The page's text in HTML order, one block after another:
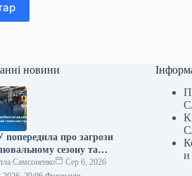
новини
про загрози
сезону та
до уряду
Самсоненко
Сер 6, 2026
и